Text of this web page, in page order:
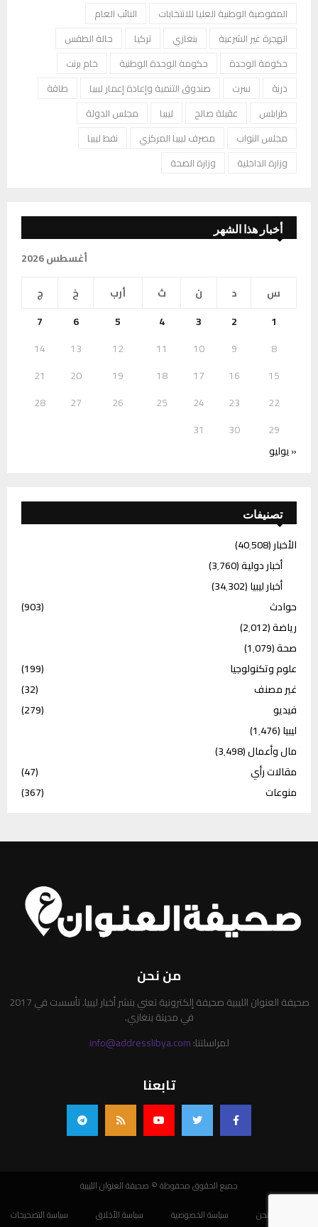
المفوضية الوطنية العليا للانتخابات
النائب العام
الهجرة غير الشرعية
بنغازي تركيا
حالة الطقس
حكومة الوحدة
حكومة الوحدة الوطنية
خام برنت
درنة
سرت صندوق التنمية وإعادة إعمار ليبيا
طاقة
طرابلس
عقيلة صالح ليبيا
مجلس الدولة
مجلس النواب
مصرف ليبيا المركزي
نفط ليبيا
وزارة الداخلية
وزارة الصحة
أخبار هذا الشهر
أغسطس 2026
س
د ن ث أرب خ
ج
1
2
3
4
5
6
7
8
9
10
11
12
13
14
15
16
17
18
19
20
21
22
23
24
25
26
27
28
29
30
31
« يوليو
تصنيفات
الأخبار(40٬508)
أخبار دولية(3٬760)
أخبار ليبيا(34٬302)
حوادث
(903)
رياضة(2٬012)
صحة(1٬079)
علوم وتكنولوجيا
(199)
غير مصنف
(32)
فيديو
(279)
ليبيا(1٬476)
مال وأعمال(3٬498)
مقالات رأي
(47)
منوعات
(367)
من نحن
صحيفة العنوان الليبية صحيفة إلكترونية تعني بنشر أخبار ليبيا. تأسست في 2017
في مدينة بنغازي.
لمراسلتنا:info@addresslibya.com
تابعنا
جميع الحقوق محفوظة © صحيفة العنوان الليبية
من نحن
سياسة الخصوصية سياسة الأخلاق
سياسة التصحيحات